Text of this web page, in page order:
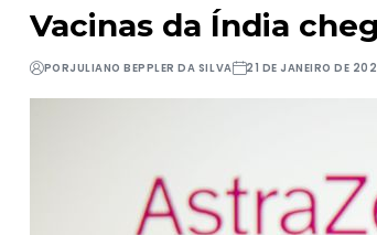
Vacinas da Índia
PORJULIANO BEPPLER DA SILVA 21 DE JANEIRO DE